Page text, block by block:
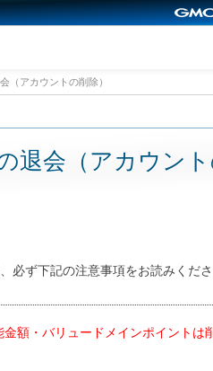
（アカウントの削除）
退会（アカウント
必ず下記の注意事項をお読みくださ
額・バリュードメインポイントは